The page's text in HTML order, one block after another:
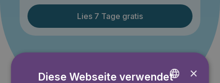
Lies 7 Tage gratis
×
Diese Webseite verwendet